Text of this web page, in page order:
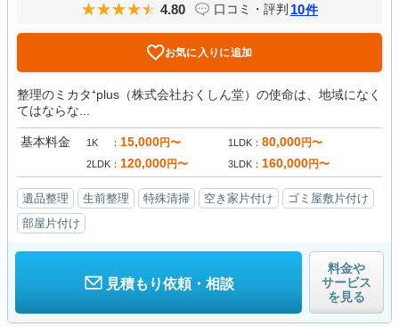
4.80 口コミ・評判 10件
お気に入りに追加
整理のミカタ⁺plus（株式会社おくしん堂）の使命は、地域になく
てはならな...
基本料金 1K 15,000円〜 1LDK 80,000円〜
2LDK 120,000円〜 3LDK 160,000円〜
遺品整理 生前整理 特殊清掃 空き家片付け
ゴミ屋敷片付け
部屋片付け
見積もり依頼・相談
料金や
サービス
を見る